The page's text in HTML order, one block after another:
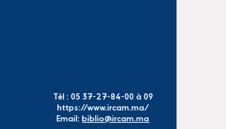
Tél : 05 37-27-84-00 à 09
https://www.ircam.ma/
Email: biblio@ircam.ma